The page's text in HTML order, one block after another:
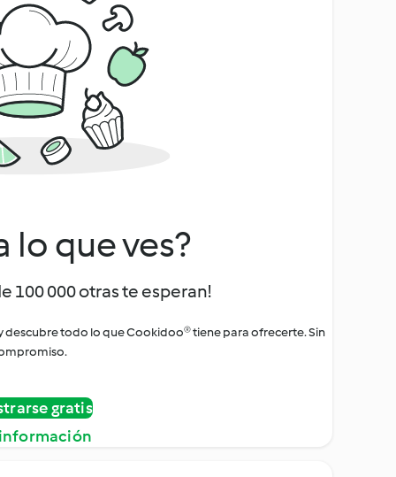
lo que ves?
100 000 otras te esperan!
descubre todo lo que Cookidoo® tiene para ofrecerte. Sin
gratis